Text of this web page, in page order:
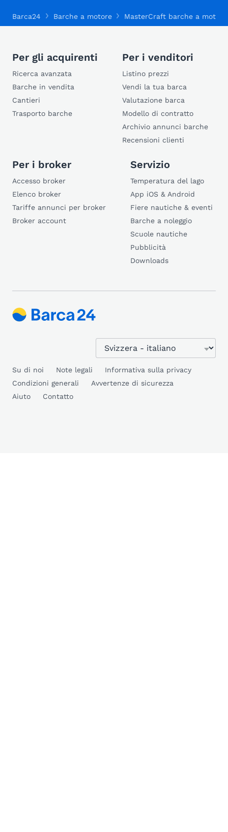
Barca24 Barche a motore MasterCraft barche a motore
Per gli acquirenti
Ricerca avanzata
Barche in vendita
Cantieri
Trasporto barche
Per i venditori
Listino prezzi
Vendi la tua barca
Valutazione barca
Modello di contratto
Archivio annunci barche
Recensioni clienti
Per i broker
Accesso broker
Elenco broker
Tariffe annunci per broker
Broker account
Servizio
Temperatura del lago
App iOS & Android
Fiere nautiche & eventi
Barche a noleggio
Scuole nautiche
Pubblicità
Downloads
Su di noi Note legali
Informativa sulla privacy
Condizioni generali
Avvertenze di sicurezza
Aiuto
Contatto